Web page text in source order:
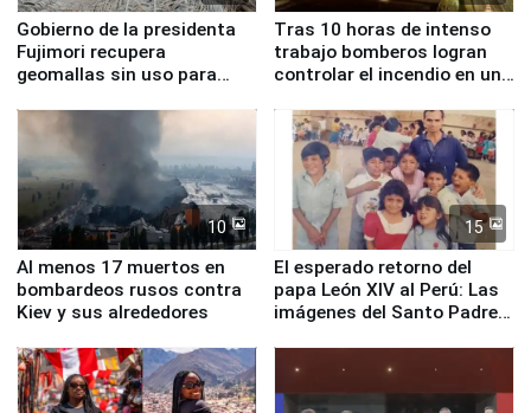
Gobierno de la presidenta
Fujimori recupera
geomallas sin uso para
Fenómeno El Niño
Tras 10 horas de intenso
trabajo bomberos logran
controlar el incendio en una
de Chile
10
Al menos 17 muertos en
bombardeos rusos contra
Kiev y sus alrededores
15
El esperado retorno del
papa León XIV al Perú: Las
imágenes del Santo Padre